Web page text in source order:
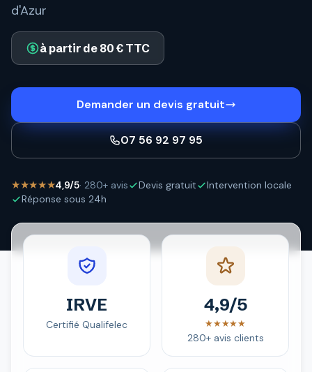
d'Azur
à partir de 80 € TTC
Demander un devis gratuit
07 56 92 97 95
★★★★★4,9/5· 280+ avis Devis gratuit
Intervention locale
Réponse sous 24h
IRVE
Certifié Qualifelec
4,9/5
★★★★★
280+ avis clients